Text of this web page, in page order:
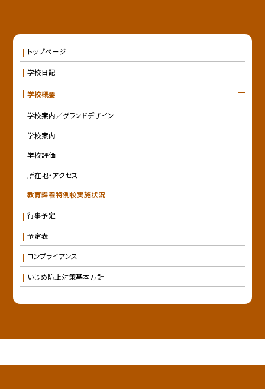
トップページ
学校日記
学校概要
学校案内／グランドデザイン
学校案内
学校評価
所在地・アクセス
教育課程特例校実施状況
行事予定
予定表
コンプライアンス
いじめ防止対策基本方針